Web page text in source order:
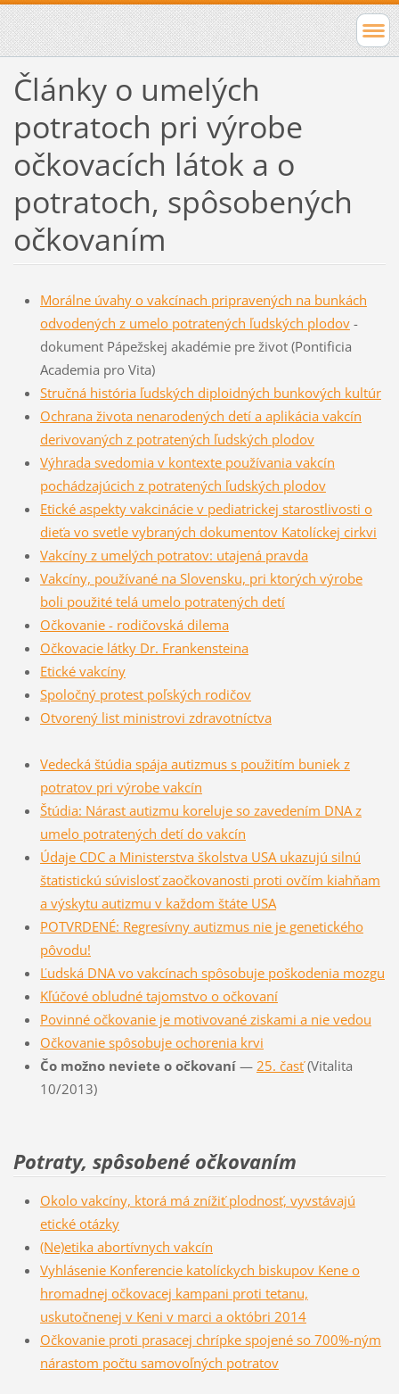
Články o umelých
potratoch pri výrobe
očkovacích látok a o
potratoch, spôsobených
očkovaním
Morálne úvahy o vakcínach pripravených na bunkách
odvodených z umelo potratených ľudských plodov-
dokument Pápežskej akadémie pre život (Pontificia
Academia pro Vita)
Stručná história ľudských diploidných bunkových kultúr
Ochrana života nenarodených detí a aplikácia vakcín
derivovaných z potratených ľudských plodov
Výhrada svedomia v kontexte používania vakcín
pochádzajúcich z potratených ľudských plodov
Etické aspekty vakcinácie v pediatrickej starostlivosti o
dieťa vo svetle vybraných dokumentov Katolíckej cirkvi
Vakcíny z umelých potratov: utajená pravda
Vakcíny, používané na Slovensku, pri ktorých výrobe
boli použité telá umelo potratených detí
Očkovanie - rodičovská dilema
Očkovacie látky Dr. Frankensteina
Etické vakcíny
Spoločný protest poľských rodičov
Otvorený list ministrovi zdravotníctva
Vedecká štúdia spája autizmus s použitím buniek z
potratov pri výrobe vakcín
Štúdia: Nárast autizmu koreluje so zavedením DNA z
umelo potratených detí do vakcín
Údaje CDC a Ministerstva školstva USA ukazujú silnú
štatistickú súvislosť zaočkovanosti proti ovčím kiahňam
a výskytu autizmu v každom štáte USA
POTVRDENÉ: Regresívny autizmus nie je genetického
pôvodu!
Ľudská DNA vo vakcínach spôsobuje poškodenia mozgu
Kľúčové obludné tajomstvo o očkovaní
Povinné očkovanie je motivované ziskami a nie vedou
Očkovanie spôsobuje ochorenia krvi
Čo možno neviete o očkovaní— 25. časť(Vitalita
10/2013)
Potraty, spôsobené očkovaním
Okolo vakcíny, ktorá má znížiť plodnosť, vyvstávajú
etické otázky
(Ne)etika abortívnych vakcín
Vyhlásenie Konferencie katolíckych biskupov Kene o
hromadnej očkovacej kampani proti tetanu,
uskutočnenej v Keni v marci a októbri 2014
Očkovanie proti prasacej chrípke spojené so 700%-ným
nárastom počtu samovoľných potratov